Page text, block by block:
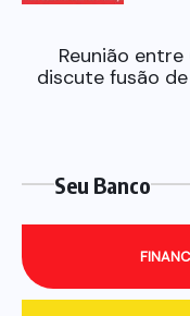
Reunião
discute fusão
Seu Banco